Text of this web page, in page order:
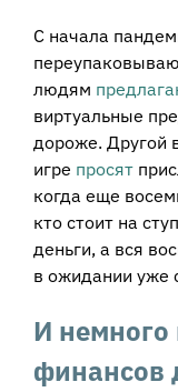
С начала
людям
виртуальные
дороже. Другой
игре просят
когда еще
кто стоит на
деньги, а вся
в ожидании уже
И немного
финансов